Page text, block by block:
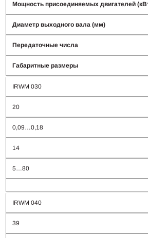
Мощность присоединяемых двигателей
Диаметр выходного вала (мм)
Передаточные числа
Габаритные размеры
IRWM 030
20
0,09…0,18
14
5…80
IRWM 040
39